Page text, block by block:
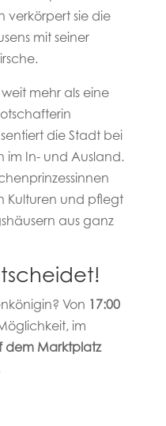
verkörpert sie die
mit seiner
weit mehr als eine
die Stadt bei
im In- und Ausland.
Kulturen und pflegt
aus ganz
Von
17:00
im
dem Marktplatz